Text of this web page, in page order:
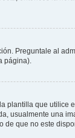
Preguntale al
página).
que
usualmente una
que no este